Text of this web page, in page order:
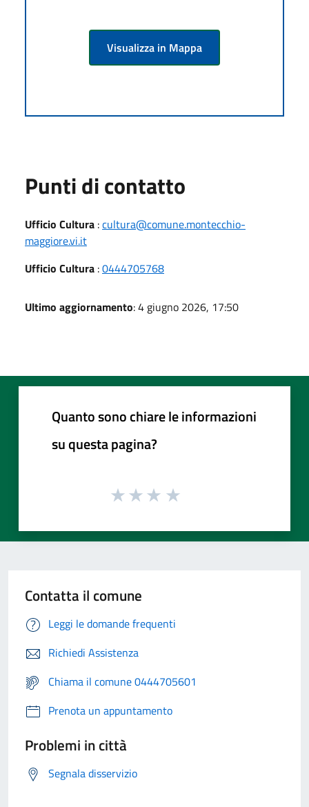
Visualizza in Mappa
Punti di contatto
Ufficio Cultura :cultura@comune.montecchio-
maggiore.vi.it
Ufficio Cultura :0444705768
Ultimo aggiornamento: 4 giugno 2026, 17:50
Quanto sono chiare le informazioni
su questa pagina?
Contatta il comune
Leggi le domande frequenti
Richiedi Assistenza
Chiama il comune 0444705601
Prenota un appuntamento
Problemi in città
Segnala disservizio